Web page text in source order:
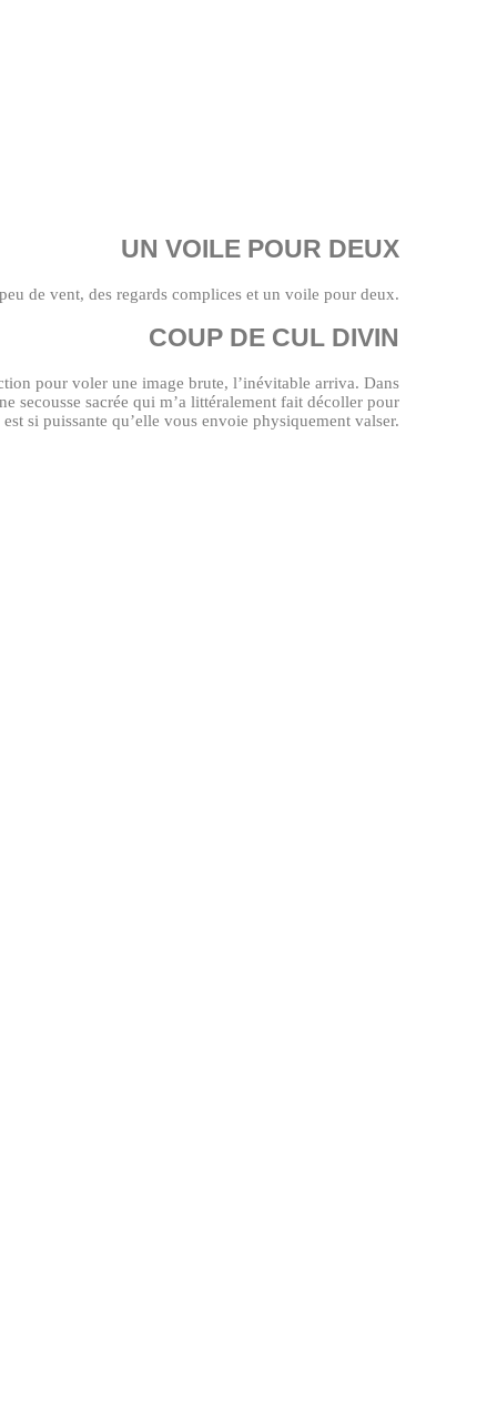
UN VOILE POUR DEUX
de vent, des regards complices et un voile pour deux.
COUP DE CUL DIVIN
pour voler une image brute, l’inévitable arriva. Dans
secousse sacrée qui m’a littéralement fait décoller pour
si puissante qu’elle vous envoie physiquement valser.